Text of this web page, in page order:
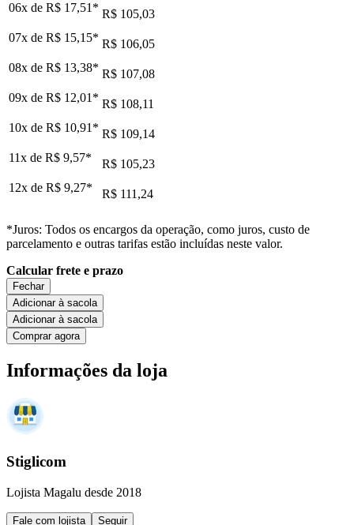
06x de R$ 17,51* R$ 105,03
07x de R$ 15,15* R$ 106,05
08x de R$ 13,38* R$ 107,08
09x de R$ 12,01* R$ 108,11
10x de R$ 10,91* R$ 109,14
11x de R$ 9,57*
R$ 105,23
12x de R$ 9,27* R$ 111,24
*Juros: Todos os encargos da operação, como juros, custo de
parcelamento e outras tarifas estão incluídas neste valor.
Calcular frete e prazo
Fechar
Adicionar à sacola
Adicionar à sacola
Comprar agora
Informações da loja
Stiglicom
Lojista Magalu desde 2018
Fale com lojista Seguir